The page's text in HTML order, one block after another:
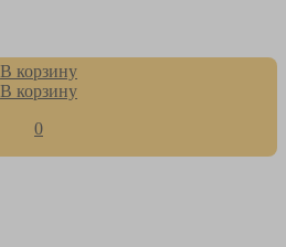
В корзину
В корзину
0